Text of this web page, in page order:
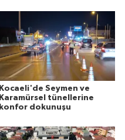
Kocaeli'de Seymen ve
Karamürsel tünellerine
konfor dokunuşu